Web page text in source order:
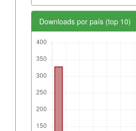
Downloads por país (top 10)